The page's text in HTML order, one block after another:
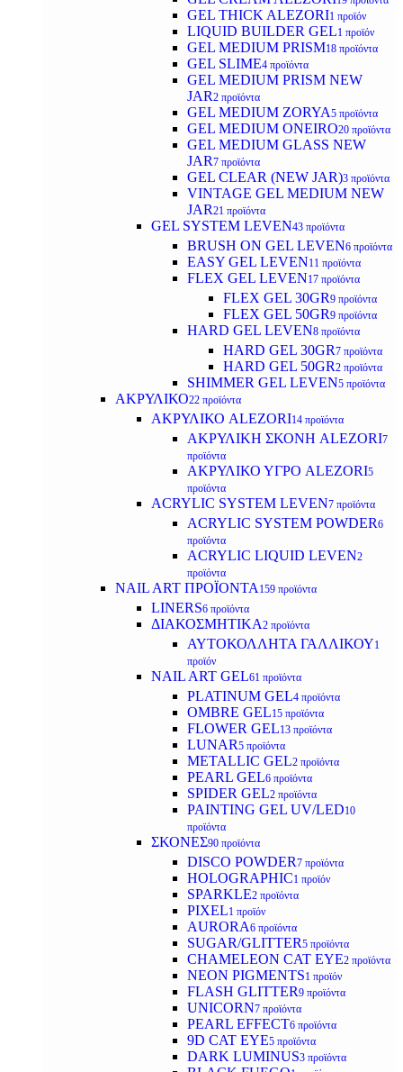
GEL THICK ALEZORI1 προϊόν
LIQUID BUILDER GEL1 προϊόν
GEL MEDIUM PRISM18 προϊόντα
GEL SLIME4 προϊόντα
GEL MEDIUM PRISM NEW
JAR2 προϊόντα
GEL MEDIUM ZORYA5 προϊόντα
GEL MEDIUM ONEIRO20 προϊόντα
GEL MEDIUM GLASS NEW
JAR7 προϊόντα
GEL CLEAR (NEW JAR)3 προϊόντα
VINTAGE GEL MEDIUM NEW
JAR21 προϊόντα
GEL SYSTEM LEVEN43 προϊόντα
BRUSH ON GEL LEVEN6 προϊόντα
EASY GEL LEVEN11 προϊόντα
FLEX GEL LEVEN17 προϊόντα
FLEX GEL 30GR9 προϊόντα
FLEX GEL 50GR9 προϊόντα
HARD GEL LEVEN8 προϊόντα
HARD GEL 30GR7 προϊόντα
HARD GEL 50GR2 προϊόντα
SHIMMER GEL LEVEN5 προϊόντα
ΑΚΡΥΛΙΚΟ22 προϊόντα
ΑΚΡΥΛΙΚΟ ALEZORI14 προϊόντα
ΑΚΡΥΛΙΚΗ ΣΚΟΝΗ ALEZORI7
προϊόντα
ΑΚΡΥΛΙΚΟ ΥΓΡΟ ALEZORI5
προϊόντα
ACRYLIC SYSTEM LEVEN7 προϊόντα
ACRYLIC SYSTEM POWDER6
προϊόντα
ACRYLIC LIQUID LEVEN2
προϊόντα
NAIL ART ΠΡΟΪΟΝΤΑ 159 προϊόντα
LINERS6 προϊόντα
ΔΙΑΚΟΣΜΗΤΙΚΑ2 προϊόντα
ΑΥΤΟΚΟΛΛΗΤΑ ΓΑΛΛΙΚΟΥ1
προϊόν
NAIL ART GEL61 προϊόντα
PLATINUM GEL4 προϊόντα
OMBRE GEL15 προϊόντα
FLOWER GEL13 προϊόντα
LUNAR5 προϊόντα
METALLIC GEL2 προϊόντα
PEARL GEL6 προϊόντα
SPIDER GEL2 προϊόντα
PAINTING GEL UV/LED10
προϊόντα
ΣΚΟΝΕΣ90 προϊόντα
DISCO POWDER7 προϊόντα
HOLOGRAPHIC1 προϊόν
SPARKLE2 προϊόντα
PIXEL1 προϊόν
AURORA6 προϊόντα
SUGAR/GLITTER5 προϊόντα
CHAMELEON CAT EYE2 προϊόντα
NEON PIGMENTS1 προϊόν
FLASH GLITTER9 προϊόντα
UNICORN7 προϊόντα
PEARL EFFECT6 προϊόντα
9D CAT EYE5 προϊόντα
DARK LUMINUS3 προϊόντα